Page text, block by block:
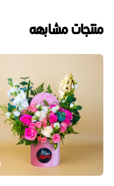
منتجات مشابهه